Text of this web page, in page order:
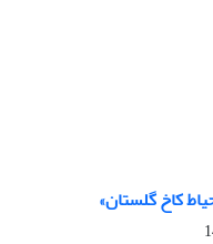
کاخ گلستان»